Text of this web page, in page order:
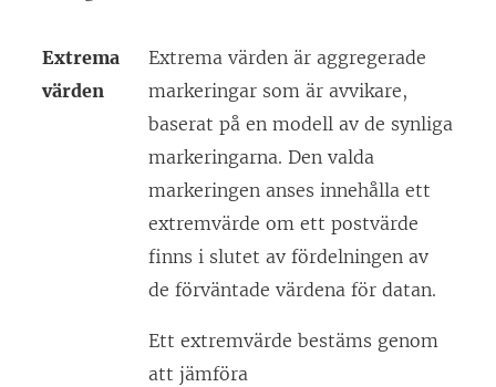
Extrema
värden
Extrema värden är aggregerade
markeringar som är avvikare,
baserat på en modell av de synliga
markeringarna. Den valda
markeringen anses innehålla ett
extremvärde om ett postvärde
finns i slutet av fördelningen av
de förväntade värdena för datan.
Ett extremvärde bestäms genom
att jämföra